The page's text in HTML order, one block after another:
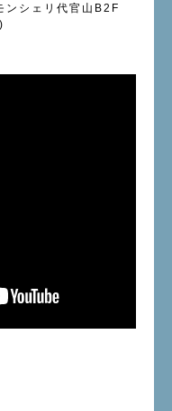
ンシェリ代官山 B2F
)